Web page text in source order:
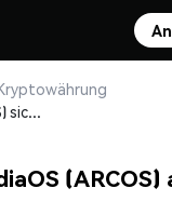
ArcadiaOS (ARCOS) sicher kaufen und speichern
(ARCOS)